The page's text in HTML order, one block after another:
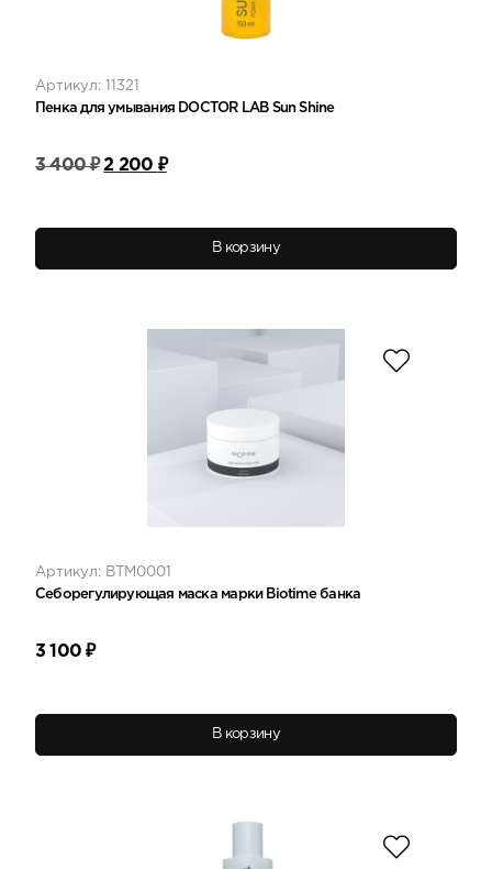
Артикул: 11321
Пенка для умывания DOCTOR LAB Sun Shine
3 400₽ 2 200 ₽
В корзину
Артикул: ВТМ0001
Себорегулирующая маска марки Biotime банка
3 100₽
В корзину